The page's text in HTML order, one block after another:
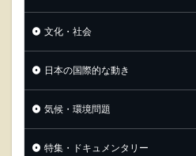
文化・社会
日本の国際的な動き
気候・環境問題
特集・ドキュメンタリー